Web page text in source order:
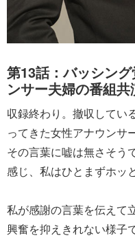
第13話：バッシン
ンサー夫婦の番組
収録終わり。撤収してい
ってきた女性アナウンサ
その言葉に嘘は無さそう
感じ、私はひとまずホッ
私が感謝の言葉を伝えて
興奮を抑えきれない様子